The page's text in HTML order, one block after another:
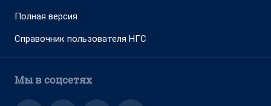
Полная версия
Справочник пользователя НГС
Мы в соцсетях